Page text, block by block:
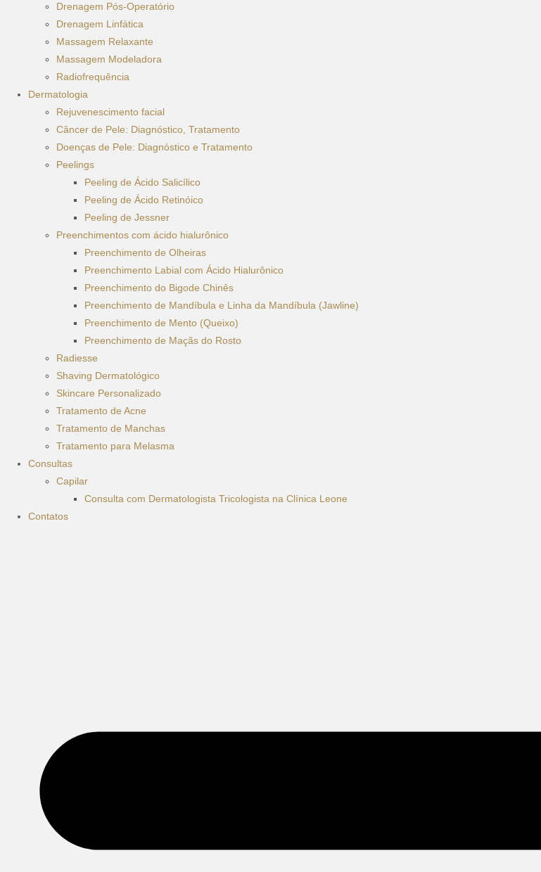
Drenagem Pós-Operatório
Drenagem Linfática
Massagem Relaxante
Massagem Modeladora
Radiofrequência
Dermatologia
Rejuvenescimento facial
Câncer de Pele: Diagnóstico, Tratamento
Doenças de Pele: Diagnóstico e Tratamento
Peelings
Peeling de Ácido Salicílico
Peeling de Ácido Retinóico
Peeling de Jessner
Preenchimentos com ácido hialurônico
Preenchimento de Olheiras
Preenchimento Labial com Ácido Hialurônico
Preenchimento do Bigode Chinês
Preenchimento de Mandíbula e Linha da Mandíbula (Jawline)
Preenchimento de Mento (Queixo)
Preenchimento de Maçãs do Rosto
Radiesse
Shaving Dermatológico
Skincare Personalizado
Tratamento de Acne
Tratamento de Manchas
Tratamento para Melasma
Consultas
Capilar
Consulta com Dermatologista Tricologista na Clínica Leone
Contatos